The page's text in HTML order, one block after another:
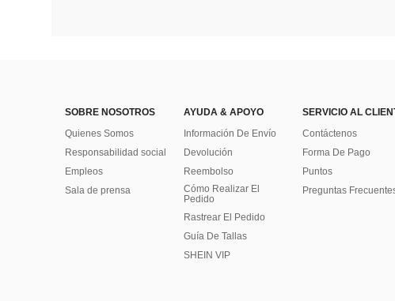
SOBRE NOSOTROS
Quienes Somos
Responsabilidad social
Empleos
Sala de prensa
AYUDA & APOYO
Información De Envío
Devolución
Reembolso
Cómo Realizar El
Pedido
Rastrear El Pedido
Guía De Tallas
SHEIN VIP
SERVICIO AL
Contáctenos
Forma De Pago
Puntos
Preguntas